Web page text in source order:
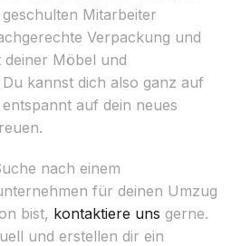
Mitarbeiter
Verpackung und
Möbel und
kannst dich also ganz auf
auf dein neues
nach einem
für deinen Umzug
bist, kontaktiere uns gerne.
und erstellen dir ein